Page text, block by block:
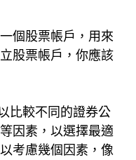
個股票帳戶，用來
股票帳戶，你應該
比較不同的證券公
因素，以選擇最適
考慮幾個因素，像